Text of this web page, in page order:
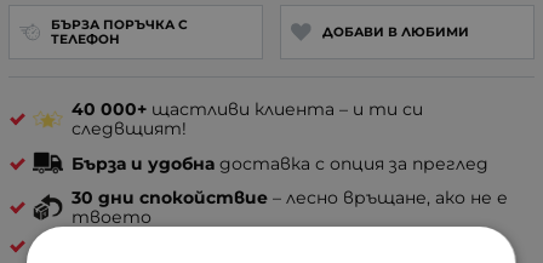
БЪРЗА ПОРЪЧКА С
ТЕЛЕФОН
ДОБАВИ В ЛЮБИМИ
40 000+ щастливи клиента – и ти си
следвщият!
Бърза и удобна доставка с опция за преглед
30 дни спокойствие – лесно връщане, ако не е
твоето
ДАМСКИ ЧАНТИ ЗА И ПРЕЗ РАМО